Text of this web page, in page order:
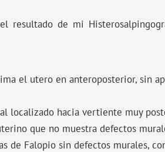
resultado de mi
el utero en anteroposterior, sin
localizado hacia vertiente muy
que no muestra defectos
de Falopio sin defectos murales,